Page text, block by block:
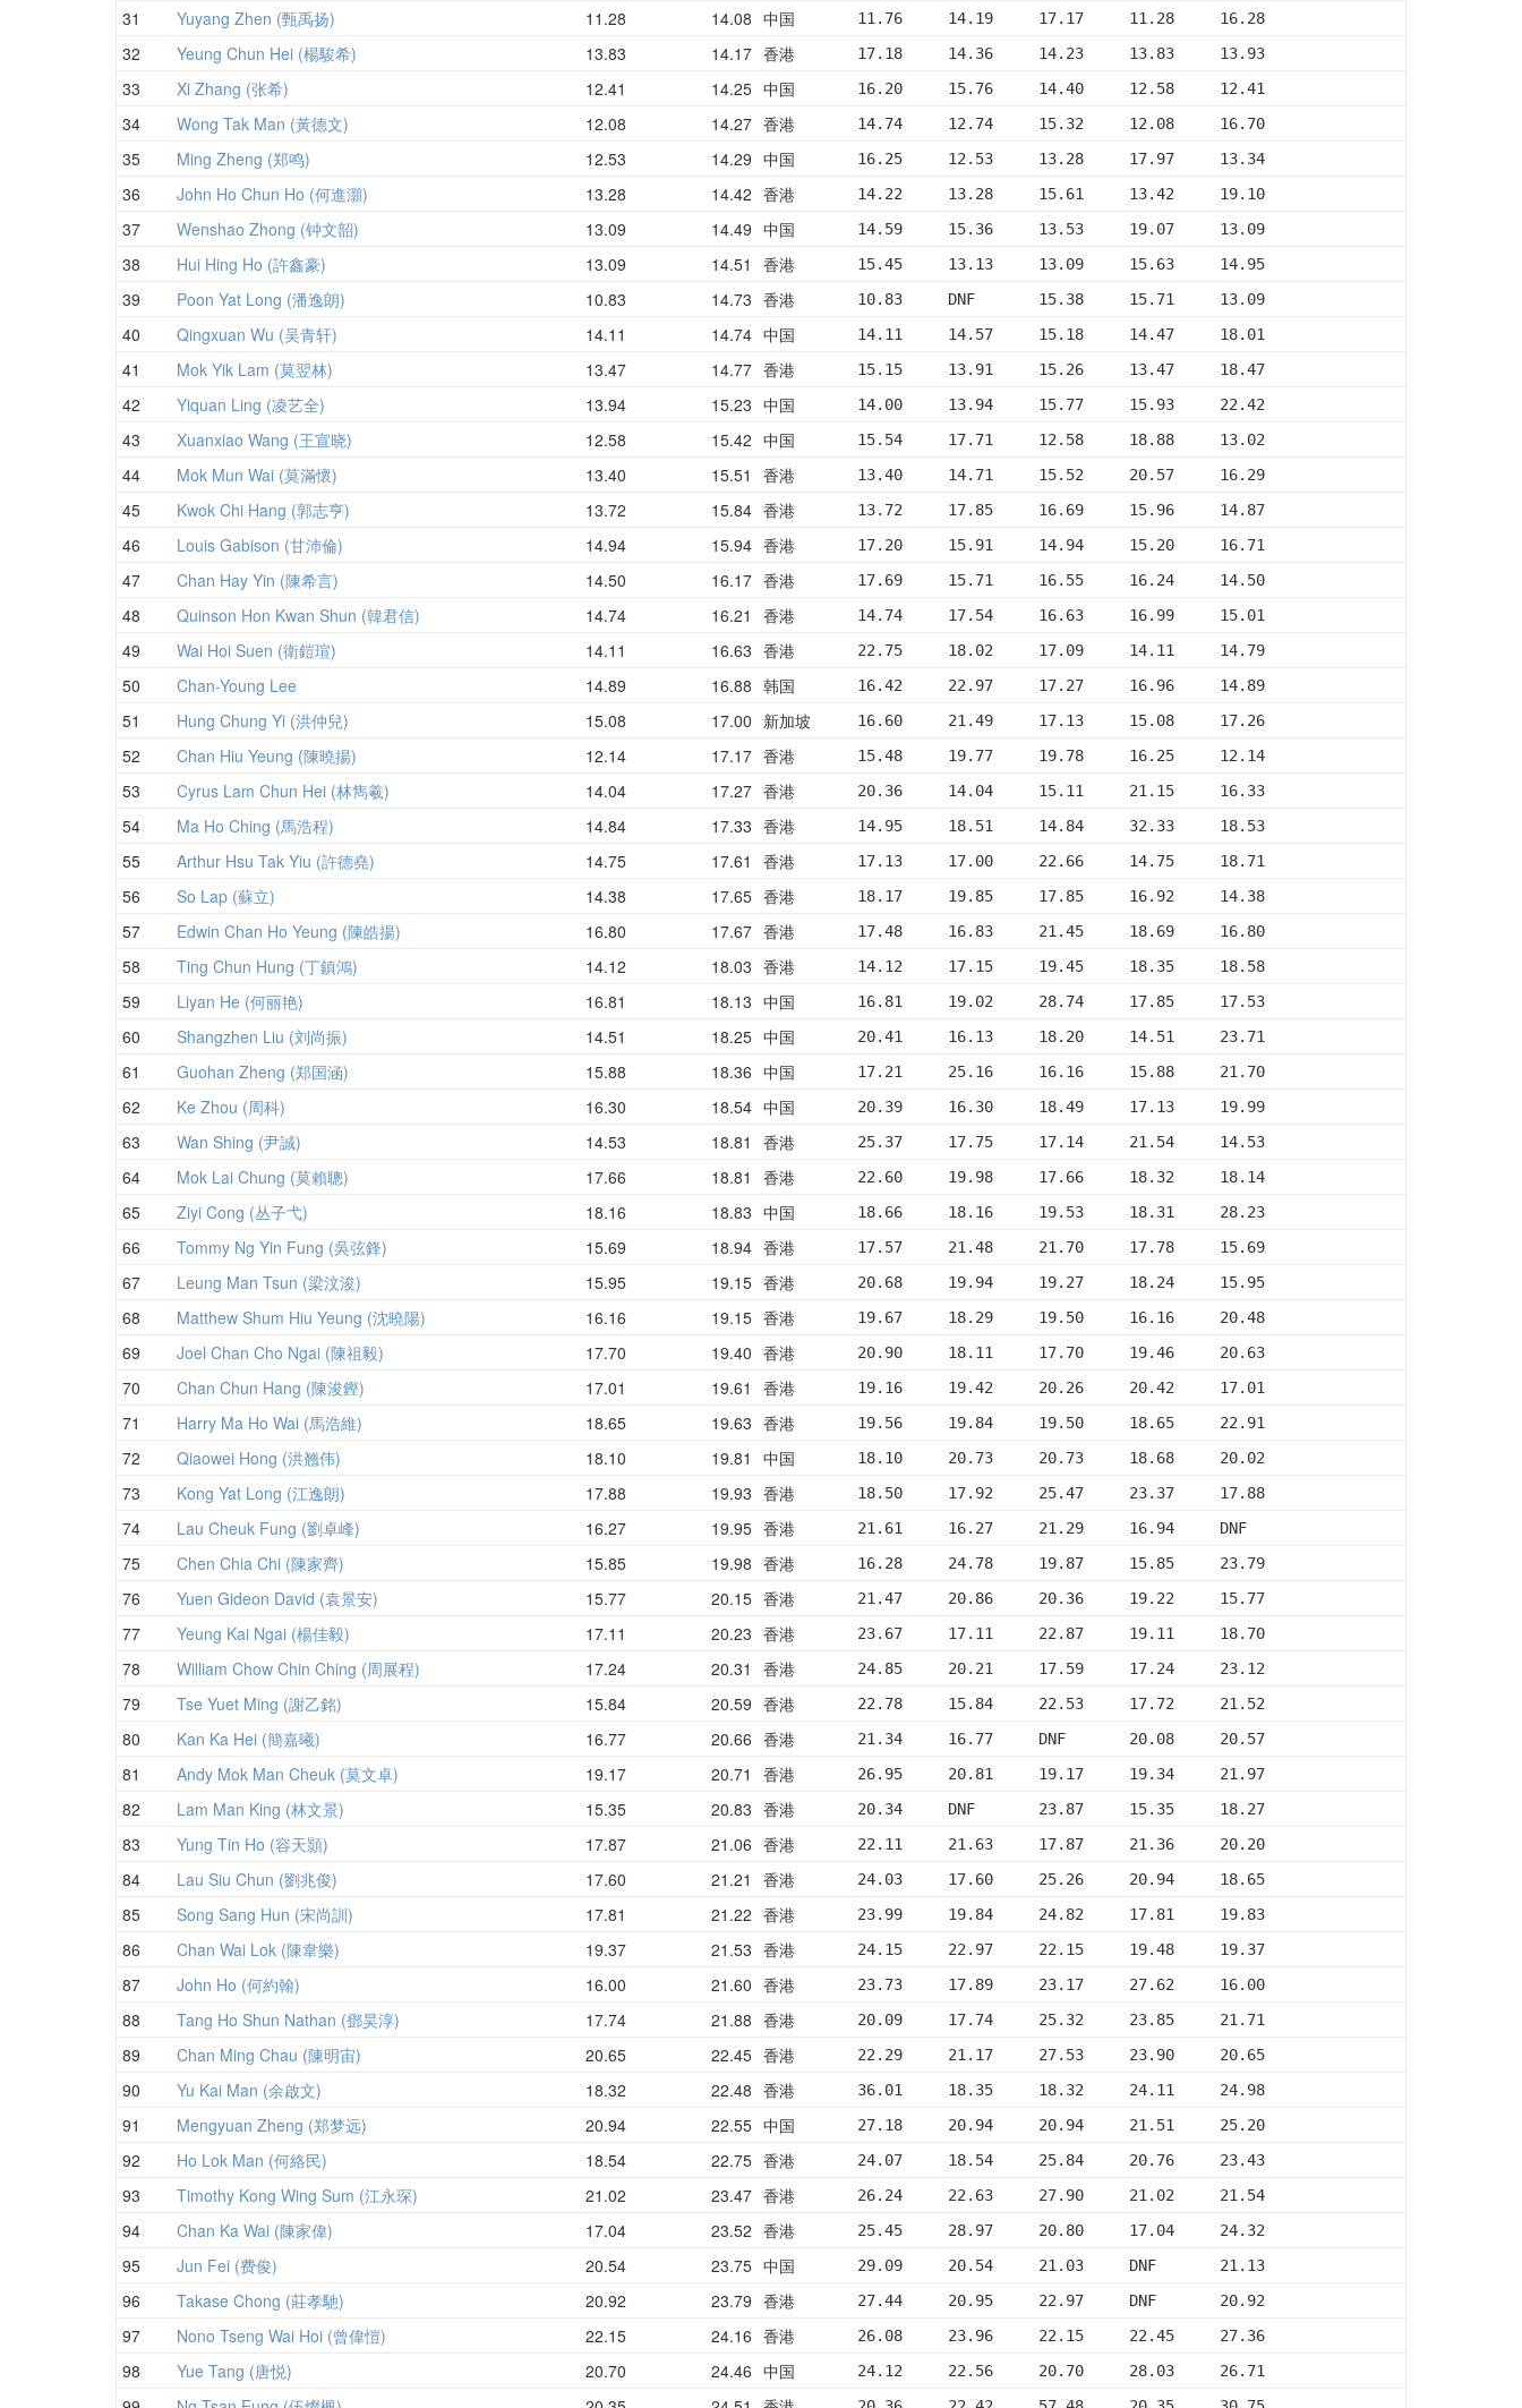
31 Yuyang Zhen (甄禹扬) 11.28 14.08 中国 11.76     14.19     17.17     11.28     16.28
32 Yeung Chun Hei (楊駿希) 13.83 14.17 香港 17.18     14.36     14.23     13.83     13.93
33 Xi Zhang (张希) 12.41 14.25 中国 16.20     15.76     14.40     12.58     12.41
34 Wong Tak Man (黃德文) 12.08 14.27 香港 14.74     12.74     15.32     12.08     16.70
35 Ming Zheng (郑鸣) 12.53 14.29 中国 16.25     12.53     13.28     17.97     13.34
36 John Ho Chun Ho (何進灝) 13.28 14.42 香港 14.22     13.28     15.61     13.42     19.10
37 Wenshao Zhong (钟文韶) 13.09 14.49 中国 14.59     15.36     13.53     19.07     13.09
38 Hui Hing Ho (許鑫豪) 13.09 14.51 香港 15.45     13.13     13.09     15.63     14.95
39 Poon Yat Long (潘逸朗) 10.83 14.73 香港 10.83     DNF       15.38     15.71     13.09
40 Qingxuan Wu (吴青轩) 14.11 14.74 中国 14.11     14.57     15.18     14.47     18.01
41 Mok Yik Lam (莫翌林) 13.47 14.77 香港 15.15     13.91     15.26     13.47     18.47
42 Yiquan Ling (凌艺全) 13.94 15.23 中国 14.00     13.94     15.77     15.93     22.42
43 Xuanxiao Wang (王宣晓) 12.58 15.42 中国 15.54     17.71     12.58     18.88     13.02
44 Mok Mun Wai (莫滿懷) 13.40 15.51 香港 13.40     14.71     15.52     20.57     16.29
45 Kwok Chi Hang (郭志亨) 13.72 15.84 香港 13.72     17.85     16.69     15.96     14.87
46 Louis Gabison (甘沛倫) 14.94 15.94 香港 17.20     15.91     14.94     15.20     16.71
47 Chan Hay Yin (陳希言) 14.50 16.17 香港 17.69     15.71     16.55     16.24     14.50
48 Quinson Hon Kwan Shun (韓君信) 14.74 16.21 香港 14.74     17.54     16.63     16.99     15.01
49 Wai Hoi Suen (衛鎧瑄) 14.11 16.63 香港 22.75     18.02     17.09     14.11     14.79
50 Chan-Young Lee 14.89 16.88 韩国 16.42     22.97     17.27     16.96     14.89
51 Hung Chung Yi (洪仲兒) 15.08 17.00 新加坡 16.60     21.49     17.13     15.08     17.26
52 Chan Hiu Yeung (陳曉揚) 12.14 17.17 香港 15.48     19.77     19.78     16.25     12.14
53 Cyrus Lam Chun Hei (林雋羲) 14.04 17.27 香港 20.36     14.04     15.11     21.15     16.33
54 Ma Ho Ching (馬浩程) 14.84 17.33 香港 14.95     18.51     14.84     32.33     18.53
55 Arthur Hsu Tak Yiu (許德堯) 14.75 17.61 香港 17.13     17.00     22.66     14.75     18.71
56 So Lap (蘇立) 14.38 17.65 香港 18.17     19.85     17.85     16.92     14.38
57 Edwin Chan Ho Yeung (陳皓揚) 16.80 17.67 香港 17.48     16.83     21.45     18.69     16.80
58 Ting Chun Hung (丁鎮鴻) 14.12 18.03 香港 14.12     17.15     19.45     18.35     18.58
59 Liyan He (何丽艳) 16.81 18.13 中国 16.81     19.02     28.74     17.85     17.53
60 Shangzhen Liu (刘尚振) 14.51 18.25 中国 20.41     16.13     18.20     14.51     23.71
61 Guohan Zheng (郑国涵) 15.88 18.36 中国 17.21     25.16     16.16     15.88     21.70
62 Ke Zhou (周科) 16.30 18.54 中国 20.39     16.30     18.49     17.13     19.99
63 Wan Shing (尹誠) 14.53 18.81 香港 25.37     17.75     17.14     21.54     14.53
64 Mok Lai Chung (莫賴聰) 17.66 18.81 香港 22.60     19.98     17.66     18.32     18.14
65 Ziyi Cong (丛子弋) 18.16 18.83 中国 18.66     18.16     19.53     18.31     28.23
66 Tommy Ng Yin Fung (吳弦鋒) 15.69 18.94 香港 17.57     21.48     21.70     17.78     15.69
67 Leung Man Tsun (梁汶浚) 15.95 19.15 香港 20.68     19.94     19.27     18.24     15.95
68 Matthew Shum Hiu Yeung (沈曉陽) 16.16 19.15 香港 19.67     18.29     19.50     16.16     20.48
69 Joel Chan Cho Ngai (陳祖毅) 17.70 19.40 香港 20.90     18.11     17.70     19.46     20.63
70 Chan Chun Hang (陳浚鏗) 17.01 19.61 香港 19.16     19.42     20.26     20.42     17.01
71 Harry Ma Ho Wai (馬浩維) 18.65 19.63 香港 19.56     19.84     19.50     18.65     22.91
72 Qiaowei Hong (洪翘伟) 18.10 19.81 中国 18.10     20.73     20.73     18.68     20.02
73 Kong Yat Long (江逸朗) 17.88 19.93 香港 18.50     17.92     25.47     23.37     17.88
74 Lau Cheuk Fung (劉卓峰) 16.27 19.95 香港 21.61     16.27     21.29     16.94     DNF
75 Chen Chia Chi (陳家齊) 15.85 19.98 香港 16.28     24.78     19.87     15.85     23.79
76 Yuen Gideon David (袁景安) 15.77 20.15 香港 21.47     20.86     20.36     19.22     15.77
77 Yeung Kai Ngai (楊佳毅) 17.11 20.23 香港 23.67     17.11     22.87     19.11     18.70
78 William Chow Chin Ching (周展程) 17.24 20.31 香港 24.85     20.21     17.59     17.24     23.12
79 Tse Yuet Ming (謝乙銘) 15.84 20.59 香港 22.78     15.84     22.53     17.72     21.52
80 Kan Ka Hei (簡嘉曦) 16.77 20.66 香港 21.34     16.77     DNF       20.08     20.57
81 Andy Mok Man Cheuk (莫文卓) 19.17 20.71 香港 26.95     20.81     19.17     19.34     21.97
82 Lam Man King (林文景) 15.35 20.83 香港 20.34     DNF       23.87     15.35     18.27
83 Yung Tin Ho (容天顥) 17.87 21.06 香港 22.11     21.63     17.87     21.36     20.20
84 Lau Siu Chun (劉兆俊) 17.60 21.21 香港 24.03     17.60     25.26     20.94     18.65
85 Song Sang Hun (宋尚訓) 17.81 21.22 香港 23.99     19.84     24.82     17.81     19.83
86 Chan Wai Lok (陳韋樂) 19.37 21.53 香港 24.15     22.97     22.15     19.48     19.37
87 John Ho (何約翰) 16.00 21.60 香港 23.73     17.89     23.17     27.62     16.00
88 Tang Ho Shun Nathan (鄧昊淳) 17.74 21.88 香港 20.09     17.74     25.32     23.85     21.71
89 Chan Ming Chau (陳明宙) 20.65 22.45 香港 22.29     21.17     27.53     23.90     20.65
90 Yu Kai Man (余啟文) 18.32 22.48 香港 36.01     18.35     18.32     24.11     24.98
91 Mengyuan Zheng (郑梦远) 20.94 22.55 中国 27.18     20.94     20.94     21.51     25.20
92 Ho Lok Man (何絡民) 18.54 22.75 香港 24.07     18.54     25.84     20.76     23.43
93 Timothy Kong Wing Sum (江永琛) 21.02 23.47 香港 26.24     22.63     27.90     21.02     21.54
94 Chan Ka Wai (陳家偉) 17.04 23.52 香港 25.45     28.97     20.80     17.04     24.32
95 Jun Fei (费俊) 20.54 23.75 中国 29.09     20.54     21.03     DNF       21.13
96 Takase Chong (莊孝馳) 20.92 23.79 香港 27.44     20.95     22.97     DNF       20.92
97 Nono Tseng Wai Hoi (曾偉愷) 22.15 24.16 香港 26.08     23.96     22.15     22.45     27.36
98 Yue Tang (唐悦) 20.70 24.46 中国 24.12     22.56     20.70     28.03     26.71